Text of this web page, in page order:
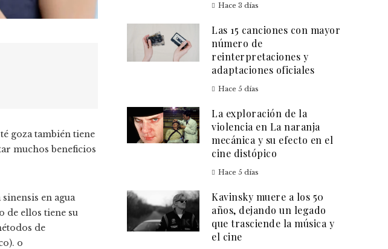
goza también tiene
muchos beneficios
en agua
de ellos tiene su
de
o
Hace 3 días
Las 15 canciones con mayor
número de
reinterpretaciones y
adaptaciones oficiales
Hace 5 días
La exploración de la
violencia en La naranja
mecánica y su efecto en el
cine distópico
Hace 5 días
Kavinsky muere a los 50
años, dejando un legado
que trasciende la música y
el cine